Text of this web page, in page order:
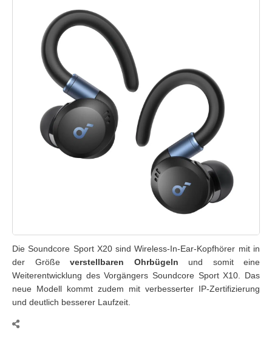
Die Soundcore Sport X20 sind Wireless-In-Ear-Kopfhörer mit in
der Größe verstellbaren Ohrbügeln und somit eine
Weiterentwicklung des Vorgängers Soundcore Sport X10. Das
neue Modell kommt zudem mit verbesserter IP-Zertifizierung
und deutlich besserer Laufzeit.